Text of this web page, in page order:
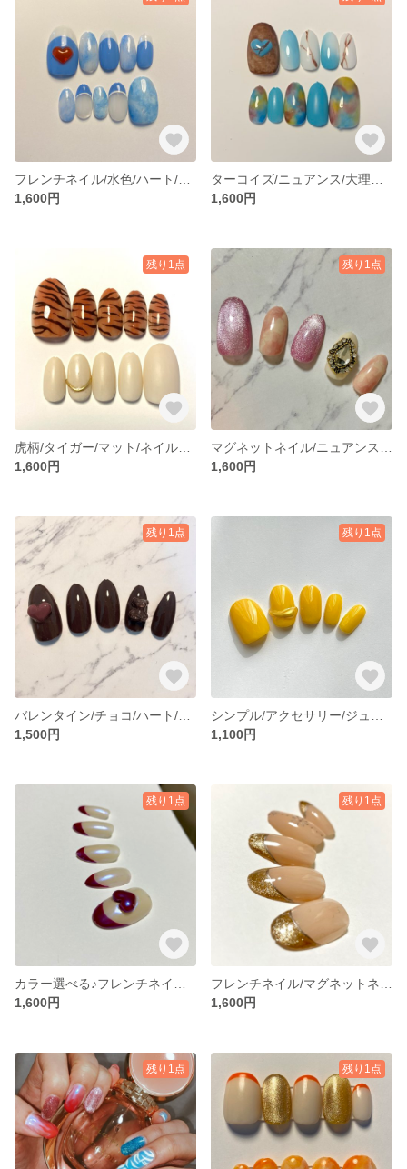
1,600円
1,600円
残り1点
1,600円
残り1点
1,600円
残り1点
1,500円
残り1点
1,100円
残り1点
1,600円
残り1点
1,600円
残り1点 残り1点